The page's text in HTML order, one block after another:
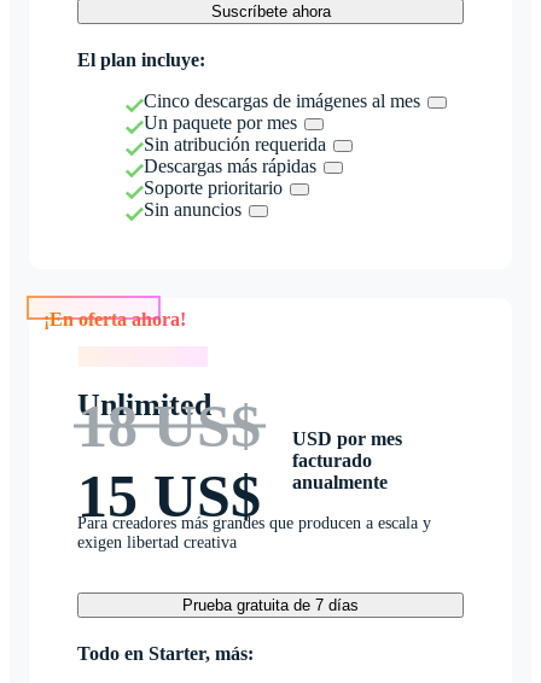
Suscríbete ahora
El plan incluye:
Cinco descargas de imágenes al mes
Un paquete por mes
Sin atribución requerida
Descargas más rápidas
Soporte prioritario
Sin anuncios
Unlimited
18 US$
15 US$
USD por mes
facturado
anualmente
Para creadores más grandes que producen a escala y
exigen libertad creativa
Prueba gratuita de 7 días
Todo en Starter, más: